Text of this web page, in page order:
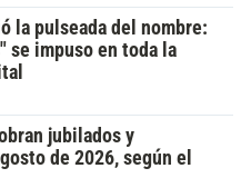
la pulseada del nombre:
se impuso en toda la
jubilados y
de 2026, según el